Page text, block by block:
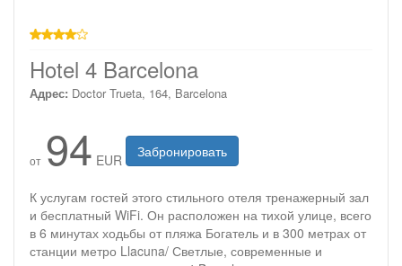
Hotel 4 Barcelona
Адрес: Doctor Trueta, 164, Barcelona
от 94 EUR Забронировать
К услугам гостей этого стильного отеля тренажерный зал
и бесплатный WiFi. Он расположен на тихой улице, всего
в 6 минутах ходьбы от пляжа Богатель и в 300 метрах от
станции метро Llacuna/ Светлые, современные и